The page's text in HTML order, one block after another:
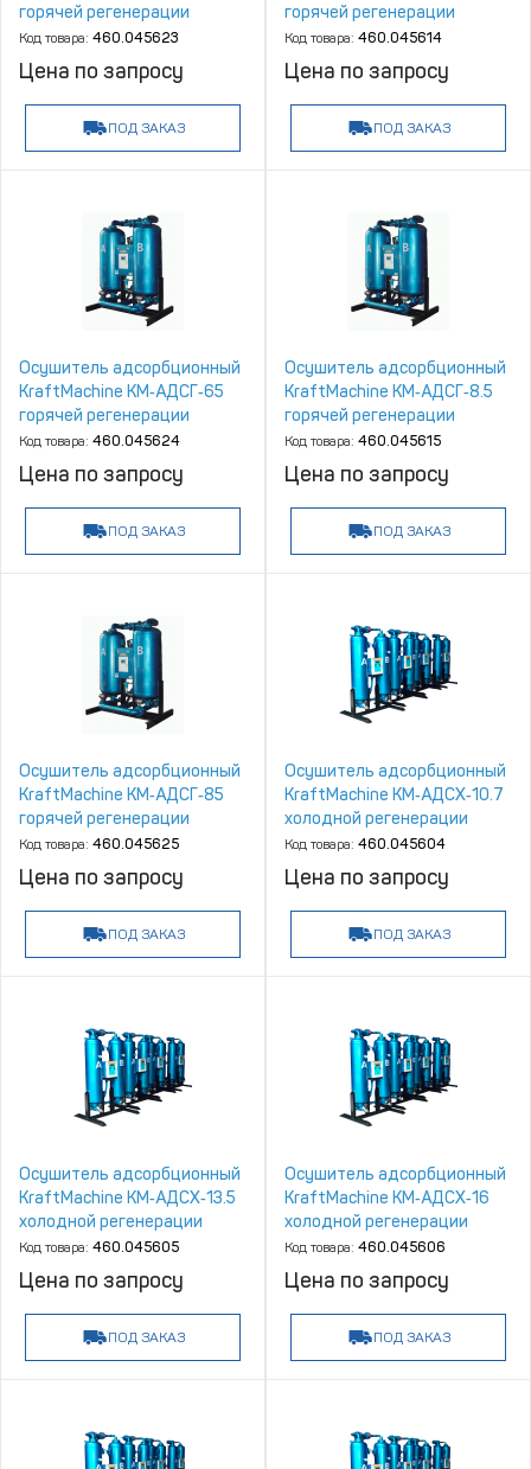
горячей регенерации
Код товара: 460.045623
Цена по запросу
ПОД ЗАКАЗ
горячей регенерации
Код товара: 460.045614
Цена по запросу
ПОД ЗАКАЗ
Осушитель адсорбционный
KraftMachine КМ‑АДСГ‑65
горячей регенерации
Код товара: 460.045624
Цена по запросу
ПОД ЗАКАЗ
Осушитель адсорбционный
KraftMachine КМ‑АДСГ‑8.5
горячей регенерации
Код товара: 460.045615
Цена по запросу
ПОД ЗАКАЗ
Осушитель адсорбционный
KraftMachine КМ‑АДСГ‑85
горячей регенерации
Код товара: 460.045625
Цена по запросу
ПОД ЗАКАЗ
Осушитель адсорбционный
KraftMachine КМ‑АДСХ‑10.7
холодной регенерации
Код товара: 460.045604
Цена по запросу
ПОД ЗАКАЗ
Осушитель адсорбционный
KraftMachine КМ‑АДСХ‑13.5
холодной регенерации
Код товара: 460.045605
Цена по запросу
ПОД ЗАКАЗ
Осушитель адсорбционный
KraftMachine КМ‑АДСХ‑16
холодной регенерации
Код товара: 460.045606
Цена по запросу
ПОД ЗАКАЗ